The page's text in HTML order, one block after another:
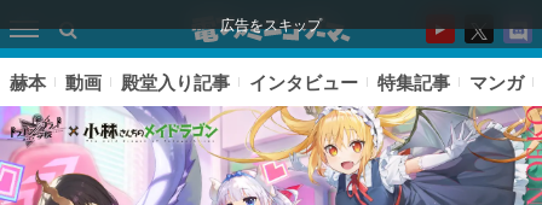
広告をスキップ
赫本 動画 殿堂入り記事 インタビュー 特集記事 マンガ